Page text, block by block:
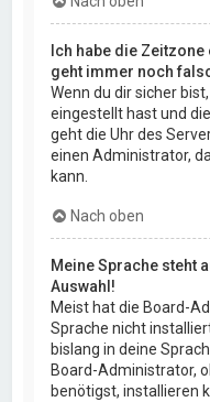
Ich habe die
geht immer noch
Wenn du dir sicher
eingestellt hast und
geht die Uhr des
einen Administrator,
kann.
Nach oben
Meine Sprache steht
Auswahl!
Meist hat die Board-
Sprache nicht
bislang in deine
Board-Administrator,
benötigst, installieren